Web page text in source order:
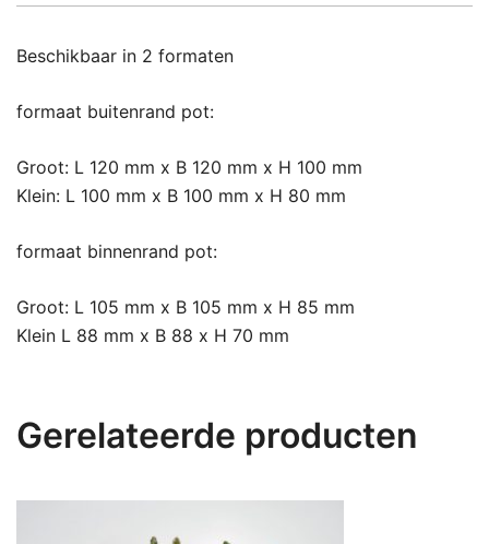
Beschikbaar in 2 formaten
formaat buitenrand pot:
Groot: L 120 mm x B 120 mm x H 100 mm
Klein: L 100 mm x B 100 mm x H 80 mm
formaat binnenrand pot:
Groot: L 105 mm x B 105 mm x H 85 mm
Klein L 88 mm x B 88 x H 70 mm
Gerelateerde producten